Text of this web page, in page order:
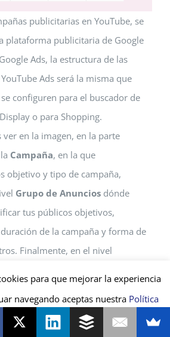
publicitarias en YouTube, se
plataforma publicitaria de Google
Ads, la estructura de las
Ads será la misma que
configuren para el buscador de
o para Shopping.
ver en la imagen, en la parte
Campaña, en la que
objetivo y tipo de campaña,
Grupo de Anuncios dónde
tus públicos objetivos,
de la campaña y forma de
Finalmente, en el nivel
para que mejorar la experiencia
navegando aceptas nuestra Política
de Cookies. ACEPTAR + INFO